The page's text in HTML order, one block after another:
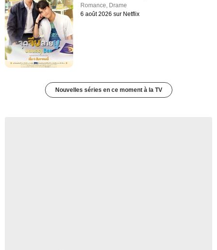
Romance, Drame
6 août 2026 sur Netflix
Nouvelles séries en ce moment à la TV